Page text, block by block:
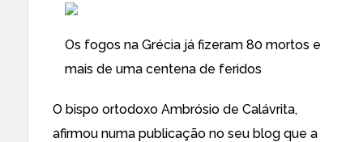
Os fogos na Grécia já fizeram 80 mortos e
mais de uma centena de feridos
O bispo ortodoxo Ambrósio de Calávrita,
afirmou numa publicação no seu blog que a